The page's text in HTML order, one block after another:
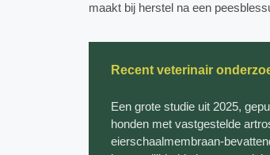
maakt bij herstel na een
Recent veterinair
Een grote studie uit 2025,
honden met vastgestelde
eierschaalmembraan-